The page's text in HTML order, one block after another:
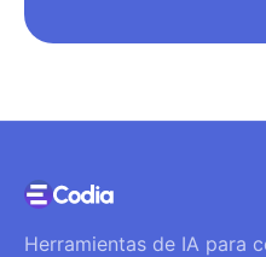
Herramientas de IA para